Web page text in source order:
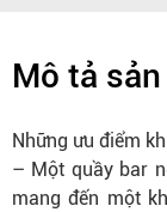
Mô tả
Những ưu điểm
– Một quầy bar
mang đến một